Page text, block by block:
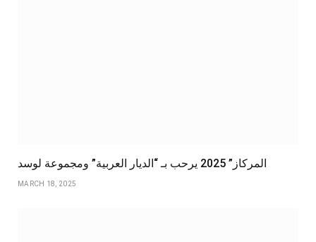
المركاز” 2025 يرحب بـ “الديار العربية” ومجموعة لوسد
MARCH 18, 2025